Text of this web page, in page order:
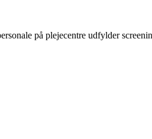
på plejecentre udfylder